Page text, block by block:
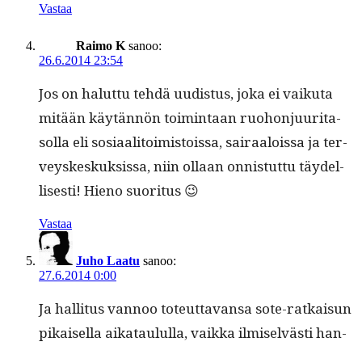
Vastaa
Raimo K sanoo:
26.6.2014 23:54
Jos on halut­tu tehdä uud­is­tus, joka ei vaiku­ta
mitään käytän­nön toim­intaan ruo­hon­ju­u­ri­ta­
sol­la eli sosi­aal­i­toimis­tois­sa, sairaalois­sa ja ter­
veyskeskuk­sis­sa, niin ollaan onnis­tut­tu täy­del­
lis­es­ti! Hieno suoritus 😉
Vastaa
Juho Laatu sanoo:
27.6.2014 0:00
Ja hal­li­tus van­noo toteut­ta­vansa sote-ratkaisun
pikaisel­la aikataul­ul­la, vaik­ka ilmi­selvästi han­